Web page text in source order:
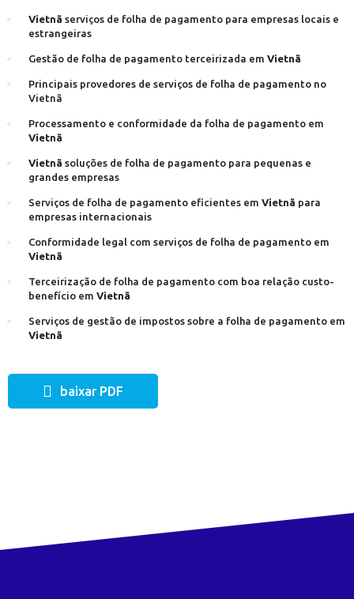
Vietnã serviços de folha de pagamento para empresas locais e
estrangeiras
Gestão de folha de pagamento terceirizada em Vietnã
Principais provedores de serviços de folha de pagamento no
Vietnã
Processamento e conformidade da folha de pagamento em
Vietnã
Vietnã soluções de folha de pagamento para pequenas e
grandes empresas
Serviços de folha de pagamento eficientes em Vietnã para
empresas internacionais
Conformidade legal com serviços de folha de pagamento em
Vietnã
Terceirização de folha de pagamento com boa relação custo-
benefício em Vietnã
Serviços de gestão de impostos sobre a folha de pagamento em
Vietnã
baixar PDF